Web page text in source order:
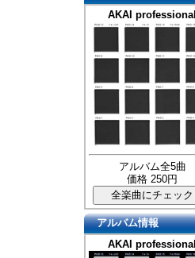
AKAI professional
アルバム全5曲
価格 250円
アルバム情報
AKAI professional